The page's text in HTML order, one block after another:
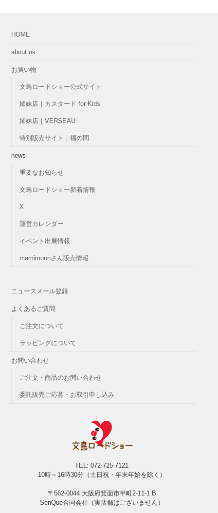
HOME
about us
お買い物
文鳥ロードショー公式サイト
姉妹店｜カスタード for Kids
姉妹店｜VERSEAU
特別販売サイト｜福の間
news
重要なお知らせ
文鳥ロードショー新着情報
X
運営カレンダー
イベント出展情報
mamimoonさん販売情報
ニュースメール登録
よくあるご質問
ご注文について
ラッピングについて
お問い合わせ
ご注文・商品のお問い合わせ
委託販売ご応募・お取引申し込み
TEL: 072-725-7121
10時～16時30分（土日祝・年末年始を除く）
〒562-0044 大阪府箕面市半町2-11-1 B
SenQue合同会社（実店舗はございません）